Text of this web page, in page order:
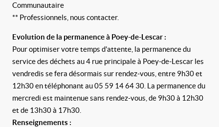
Communautaire
** Professionnels, nous contacter.
Evolution de la permanence à Poey-de-Lescar :
Pour optimiser votre temps d'attente, la permanence du
service des déchets au 4 rue principale à Poey-de-Lescar les
vendredis se fera désormais sur rendez-vous, entre 9h30 et
12h30 en téléphonant au 05 59 14 64 30. La permanence du
mercredi est maintenue sans rendez-vous, de 9h30 à 12h30
et de 13h30 à 17h30.
Renseignements :